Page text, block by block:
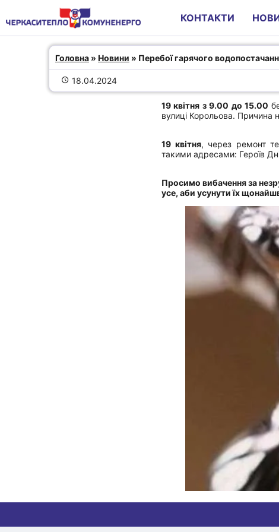
КОНТАКТИ
Перебої гарячого
Головна » Новини » Перебої гарячого
18.04.2024
19 квітня з 9.00 до 15.00
вулиці Корольова. Причина
19 квітня, через ремонт
такими адресами: Героїв
Просимо вибачення за
усе, аби усунути їх